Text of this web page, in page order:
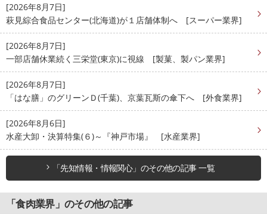
[2026年8月7日]
萩見綜合食品センター(北海道)が１店舗体制へ [スーパー業界]
[2026年8月7日]
一部店舗休業続く三栄堂(東京)に視線 [製菓、製パン業界]
[2026年8月7日]
「はな膳」のグリーンＤ(千葉)、京葉瓦斯の傘下へ [外食業界]
[2026年8月6日]
水産大卸・決算特集(６)～『神戸市場』 [水産業界]
「先知情報・情報関心」のその他の記事 一覧
「食肉業界」のその他の記事